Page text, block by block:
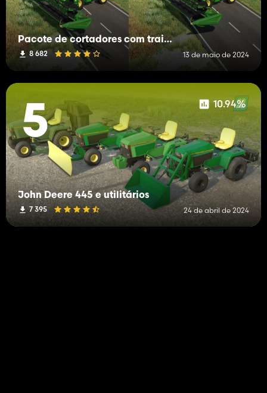
Pacote de cortadores com trailer de transporte incluído
8 682 13 de maio de 2024
5 10.94%
John Deere 445 e utilitários
7 395 24 de abril de 2024